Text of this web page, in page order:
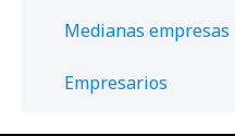
Medianas empresas
Empresarios